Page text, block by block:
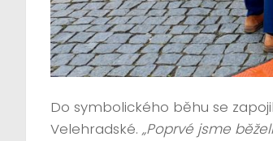
Do symbolického běhu se
Velehradské. „Poprvé jsme